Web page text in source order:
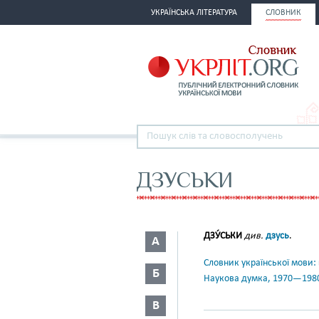
УКРАЇНСЬКА ЛІТЕРАТУРА СЛОВНИК
ДЗУСЬКИ
А
Б
В
ДЗУ́СЬКИ див. дзусь.
Словник української
Наукова думка,